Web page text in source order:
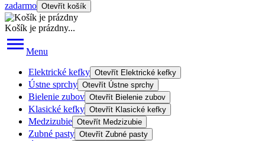
zadarmo Otevřít košík
Košík je prázdny...
Menu
Elektrické kefky Otevřít Elektrické kefky
Ústne sprchy Otevřít Ústne sprchy
Bielenie zubov Otevřít Bielenie zubov
Klasické kefky Otevřít Klasické kefky
Medzizubie Otevřít Medzizubie
Zubné pasty Otevřít Zubné pasty